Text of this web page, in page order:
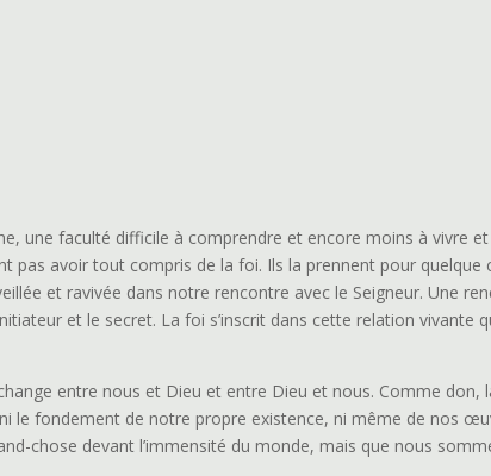
une faculté difficile à comprendre et encore moins à vivre
pas avoir tout compris de la foi. Ils la prennent pour quelque
et ravivée dans notre rencontre avec le Seigneur. Une
et le secret. La foi s’inscrit dans cette relation vivante
entre nous et Dieu et entre Dieu et nous. Comme don,
le fondement de notre propre existence, ni même de nos
chose devant l’immensité du monde, mais que nous